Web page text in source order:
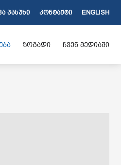
ᲞᲐᲡᲣᲮᲘ ᲙᲝᲜᲢᲐᲥᲢᲘ ENGLISH
ზოგადი ჩვენ მედიაში